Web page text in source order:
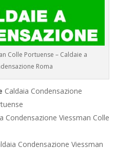
Colle Portuense – Caldaie a
Roma
Caldaia Condensazione
Condensazione Viessman Colle
Condensazione Viessman